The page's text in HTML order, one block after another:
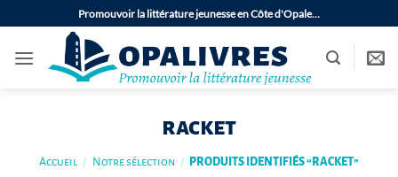
au
contenu
Promouvoir la littérature jeunesse en Côte d'Opale…
racket
Accueil / Notre sélection / PRODUITS IDENTIFIÉS “RACKET”